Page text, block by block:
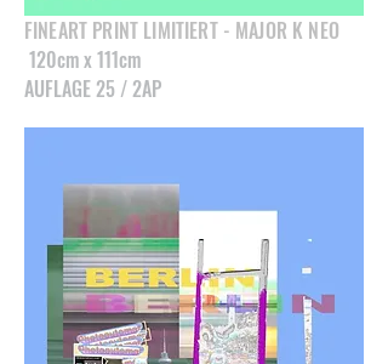
FINEART PRINT LIMITIERT - MAJOR K NEO
120cm x 111cm
AUFLAGE 25 / 2AP